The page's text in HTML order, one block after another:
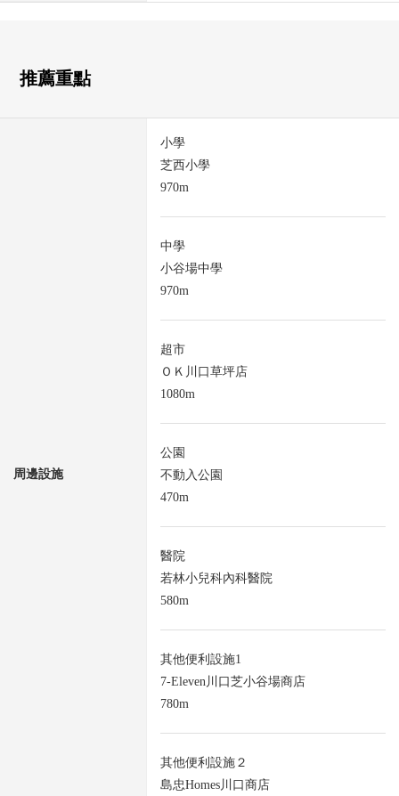
推薦重點
周邊設施
小學
芝西小學
970m
中學
小谷場中學
970m
超市
ＯＫ川口草坪店
1080m
公園
不動入公園
470m
醫院
若林小兒科內科醫院
580m
其他便利設施1
7-Eleven川口芝小谷場商店
780m
其他便利設施２
島忠Homes川口商店